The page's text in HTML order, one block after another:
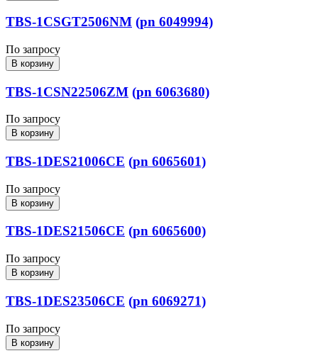
TBS-1CSGT2506NM (pn 6049994)
По запросу
В корзину
TBS-1CSN22506ZM (pn 6063680)
По запросу
В корзину
TBS-1DES21006CE (pn 6065601)
По запросу
В корзину
TBS-1DES21506CE (pn 6065600)
По запросу
В корзину
TBS-1DES23506CE (pn 6069271)
По запросу
В корзину